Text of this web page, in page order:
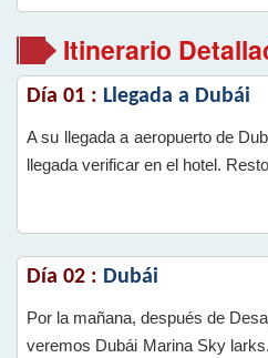
Itinerario
Día 01 : Llegada a Dubái
A su llegada a aeropuerto de
llegada verificar en el hotel.
Día 02 : Dubái
Por la mañana, después de
veremos Dubái Marina Sky